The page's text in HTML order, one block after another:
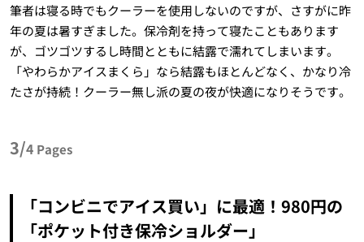
筆者は寝る時でもクーラーを使用しないのですが、さすがに昨
年の夏は暑すぎました。保冷剤を持って寝たこともあります
が、ゴツゴツするし時間とともに結露で濡れてしまいます。
「やわらかアイスまくら」なら結露もほとんどなく、かなり冷
たさが持続！クーラー無し派の夏の夜が快適になりそうです。
3/4 Pages
「コンビニでアイス買い」に最適！980円の
「ポケット付き保冷ショルダー」